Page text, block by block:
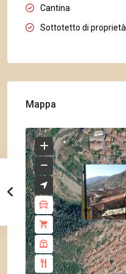
Cantina
Sottotetto di proprietà
Mappa